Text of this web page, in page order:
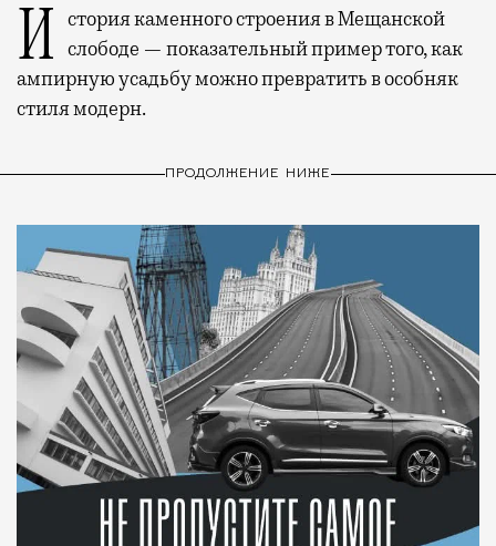
История каменного строения в Мещанской слободе — показательный пример того, как
ампирную усадьбу можно превратить в особняк
стиля модерн.
ПРОДОЛЖЕНИЕ НИЖЕ